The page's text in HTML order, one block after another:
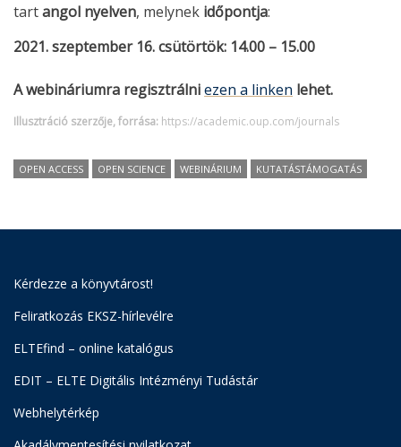
tartangol nyelven, melynek időpontja:
2021. szeptember 16. csütörtök: 14.00 – 15.00
A webináriumra regisztrálniezen a linken lehet.
Illusztráció szerzője, forrása: https://academic.oup.com/journals
OPEN ACCESS OPEN SCIENCE WEBINÁRIUM KUTATÁSTÁMOGATÁS
Kérdezze a könyvtárost!
Feliratkozás EKSZ-hírlevélre
ELTEfind – online katalógus
EDIT – ELTE Digitális Intézményi Tudástár
Webhelytérkép